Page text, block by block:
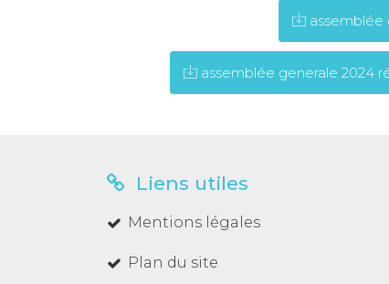
assemblée
assemblée generale 2024
Liens utiles
Mentions légales
Plan du site